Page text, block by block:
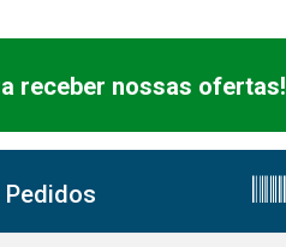
receber nossas ofertas!
Pedidos